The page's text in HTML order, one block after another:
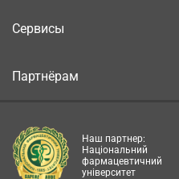
Сервисы
Партнёрам
Наш партнер:
Національний
фармацевтичний
університет